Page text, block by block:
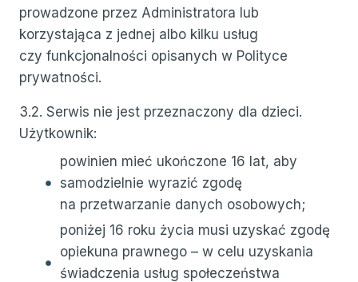
prowadzone przez Administratora lub
korzystająca z jednej albo kilku usług
czy funkcjonalności opisanych w Polityce
prywatności.
3.2. Serwis nie jest przeznaczony dla dzieci.
Użytkownik:
powinien mieć ukończone 16 lat, aby
samodzielnie wyrazić zgodę
na przetwarzanie danych osobowych;
poniżej 16 roku życia musi uzyskać zgodę
opiekuna prawnego – w celu uzyskania
świadczenia usług społeczeństwa